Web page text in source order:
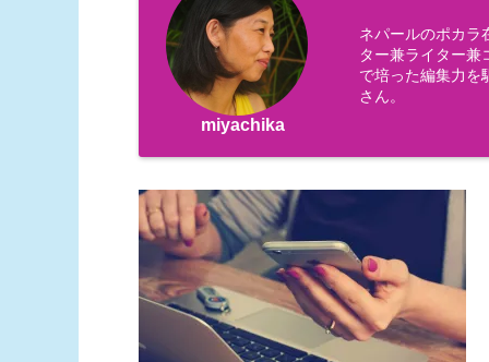
miyachika
ネパールのポカラ
ター兼ライター
で培った編集力を
さん。